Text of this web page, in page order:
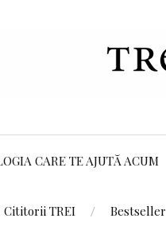
CARE TE AJUTĂ ACUM
Cititorii TREI Bestseller